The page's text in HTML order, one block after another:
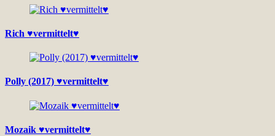
Rich ♥vermittelt♥
Polly (2017) ♥vermittelt♥
Mozaik ♥vermittelt♥